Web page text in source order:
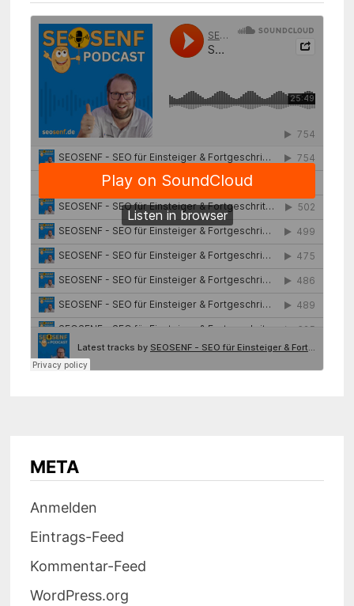
META
Anmelden
Eintrags-Feed
Kommentar-Feed
WordPress.org